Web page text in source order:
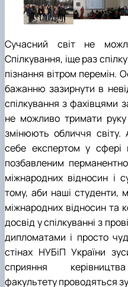
Сучасний світ не
Спілкування, іще раз
пізнання вітром перемін.
бажанню зазирнути в
спілкування з фахівцями
не можливо тримати руку
змінюють обличчя
себе експертом у сфері
позбавленим
міжнародних відносин і
тому, аби наші студенти,
міжнародних відносин та
досвід у спілкуванні з
дипломатами і просто
стінах НУБіП України
сприяння керівництва
факультету проводяться